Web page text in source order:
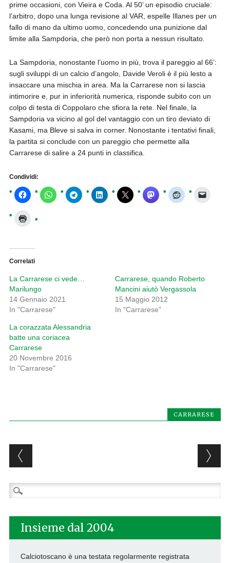
prime occasioni, con Vieira e Coda. Al 50’ un episodio cruciale:
l’arbitro, dopo una lunga revisione al VAR, espelle Illanes per un
fallo di mano da ultimo uomo, concedendo una punizione dal
limite alla Sampdoria, che però non porta a nessun risultato.
La Sampdoria, nonostante l’uomo in più, trova il pareggio al 66’:
sugli sviluppi di un calcio d’angolo, Davide Veroli è il più lesto a
insaccare una mischia in area. Ma la Carrarese non si lascia
intimorire e, pur in inferiorità numerica, risponde subito con un
colpo di testa di Coppolaro che sfiora la rete. Nel finale, la
Sampdoria va vicino al gol del vantaggio con un tiro deviato di
Kasami, ma Bleve si salva in corner. Nonostante i tentativi finali,
la partita si conclude con un pareggio che permette alla
Carrarese di salire a 24 punti in classifica.
Condividi:
Correlati
La Carrarese ci vede…
Marilungo
14 Gennaio 2021
In "Carrarese"
Carrarese, quando Roberto
Mancini aiutò Vergassola
15 Maggio 2012
In "Carrarese"
La corazzata Alessandria
batte una coriacea
Carrarese
20 Novembre 2016
In "Carrarese"
CARRARESE
Post navigation
Ricerca
per:
Insieme dal 2004
Calciotoscano è una testata regolarmente registrata